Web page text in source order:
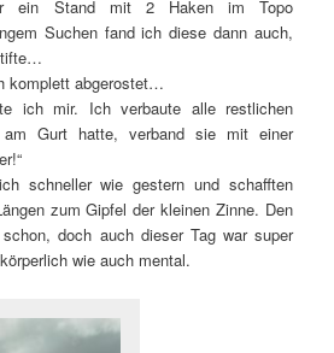
ein Stand mit 2 Haken im Topo
Suchen fand ich diese dann auch,
komplett abgerostet…
ich mir. Ich verbaute alle restlichen
Gurt hatte, verband sie mit einer
schneller wie gestern und schafften
zum Gipfel der kleinen Zinne. Den
doch auch dieser Tag war super
wie auch mental.